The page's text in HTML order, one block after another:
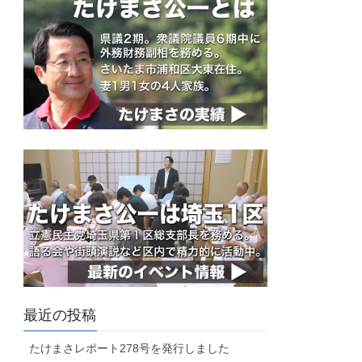
最近の投稿
たけまさレポート278号を発行しました